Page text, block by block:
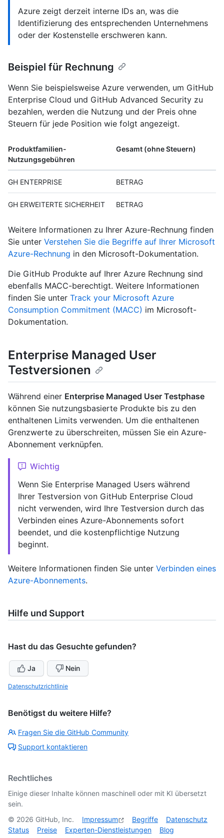
Azure zeigt derzeit interne IDs an, was die
Identifizierung des entsprechenden Unternehmens
oder der Kostenstelle erschweren kann.
Beispiel für Rechnung
Wenn Sie beispielsweise Azure verwenden, um GitHub
Enterprise Cloud und GitHub Advanced Security zu
bezahlen, werden die Nutzung und der Preis ohne
Steuern für jede Position wie folgt angezeigt.
Produktfamilien-
Nutzungsgebühren
Gesamt (ohne Steuern)
GH ENTERPRISE BETRAG
GH ERWEITERTE SICHERHEIT BETRAG
Weitere Informationen zu Ihrer Azure-Rechnung finden
Sie unter Verstehen Sie die Begriffe auf Ihrer Microsoft
Azure-Rechnung in den Microsoft-Dokumentation.
Die GitHub Produkte auf Ihrer Azure Rechnung sind
ebenfalls MACC-berechtigt. Weitere Informationen
finden Sie unter Track your Microsoft Azure
Consumption Commitment (MACC) im Microsoft-
Dokumentation.
Enterprise Managed User
Testversionen
Während einer Enterprise Managed User Testphase
können Sie nutzungsbasierte Produkte bis zu den
enthaltenen Limits verwenden. Um die enthaltenen
Grenzwerte zu überschreiten, müssen Sie ein Azure-
Abonnement verknüpfen.
Wichtig
Wenn Sie Enterprise Managed Users während
Ihrer Testversion von GitHub Enterprise Cloud
nicht verwenden, wird Ihre Testversion durch das
Verbinden eines Azure-Abonnements sofort
beendet, und die kostenpflichtige Nutzung
beginnt.
Weitere Informationen finden Sie unter Verbinden eines
Azure-Abonnements.
Hilfe und Support
Hast du das Gesuchte gefunden?
Ja Nein
Datenschutzrichtlinie
Benötigst du weitere Hilfe?
Fragen Sie die GitHub Community
Support kontaktieren
Rechtliches
Einige dieser Inhalte können maschinell oder mit KI übersetzt
sein.
© 2026 GitHub, Inc. Impressum Begriffe
Datenschutz
Status
Preise Experten-Dienstleistungen Blog